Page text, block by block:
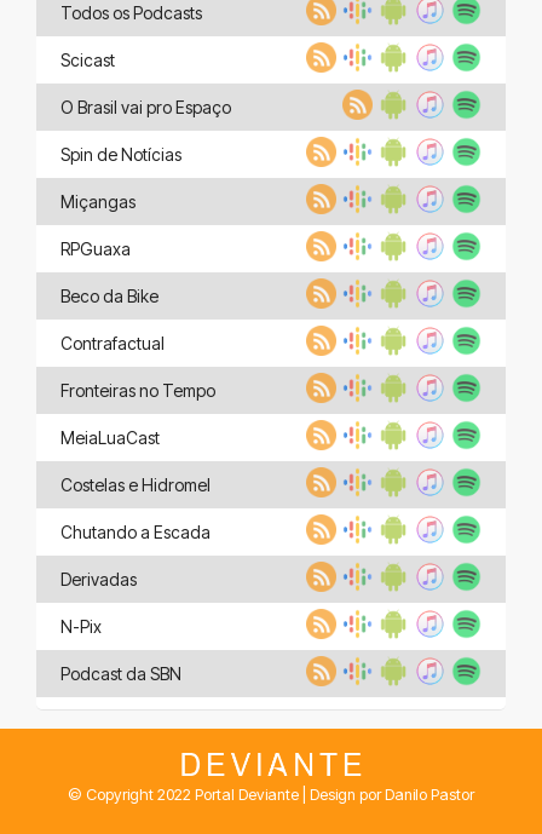
Todos os Podcasts
Scicast
O Brasil vai pro Espaço
Spin de Notícias
Miçangas
RPGuaxa
Beco da Bike
Contrafactual
Fronteiras no Tempo
MeiaLuaCast
Costelas e Hidromel
Chutando a Escada
Derivadas
N-Pix
Podcast da SBN
© Copyright 2022 Portal Deviante | Design por Danilo Pastor